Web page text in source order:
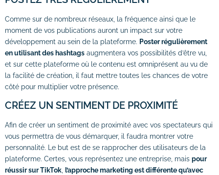
Comme sur de nombreux réseaux, la fréquence ainsi que le
moment de vos publications auront un impact sur votre
développement au sein de la plateforme. Poster régulièrement
en utilisant des hashtags augmentera vos possibilités d’être vu,
et sur cette plateforme où le contenu est omniprésent au vu de
la facilité de création, il faut mettre toutes les chances de votre
côté pour multiplier votre présence.
CRÉEZ UN SENTIMENT DE PROXIMITÉ
Afin de créer un sentiment de proximité avec vos spectateurs qui
vous permettra de vous démarquer, il faudra montrer votre
personnalité. Le but est de se rapprocher des utilisateurs de la
plateforme. Certes, vous représentez une entreprise, mais pour
réussir sur TikTok l’approche marketing est différente qu’avec